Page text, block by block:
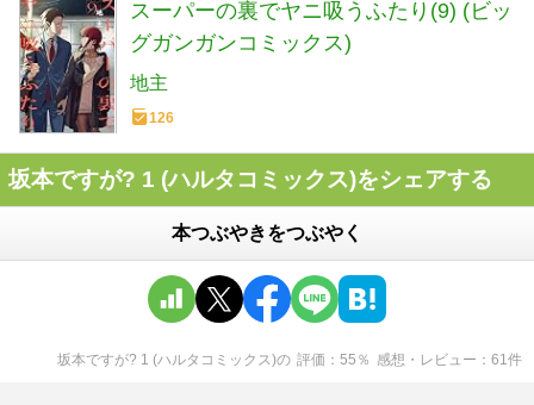
スーパーの裏でヤニ吸うふたり(9) (ビッ
グガンガンコミックス)
地主
126
坂本ですが? 1 (ハルタコミックス)をシェアする
本つぶやきをつぶやく
坂本ですが? 1 (ハルタコミックス)の 評価 55 ％ 感想・レビュー 61 件